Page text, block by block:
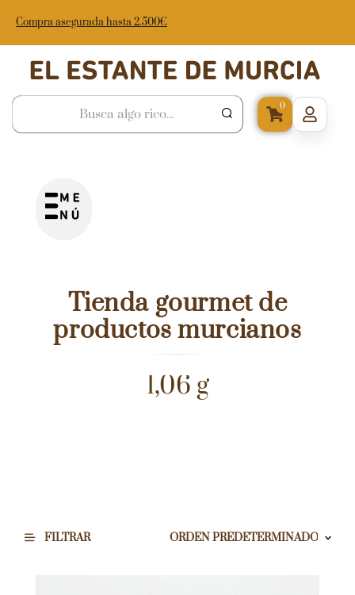
Compra asegurada hasta 2.500€
0
Tienda gourmet de
productos murcianos
1,06 g
FILTRAR